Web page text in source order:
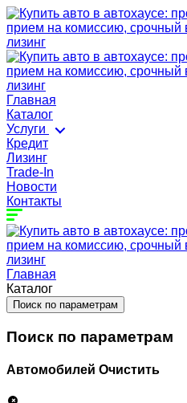
Главная
Каталог
Услуги
Кредит
Лизинг
Trade-In
Новости
Контакты
Главная
Каталог
Поиск по параметрам
Поиск по параметрам
Автомобилей Очистить